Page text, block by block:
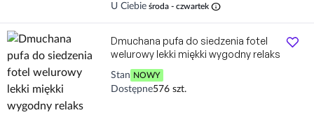
U Ciebie środa - czwartek info
Dmuchana pufa do siedzenia fotel
welurowy lekki miękki wygodny relaks
Stan NOWY
Dostępne576 szt.